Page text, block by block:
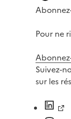
Pour ne
Suivez-
sur les